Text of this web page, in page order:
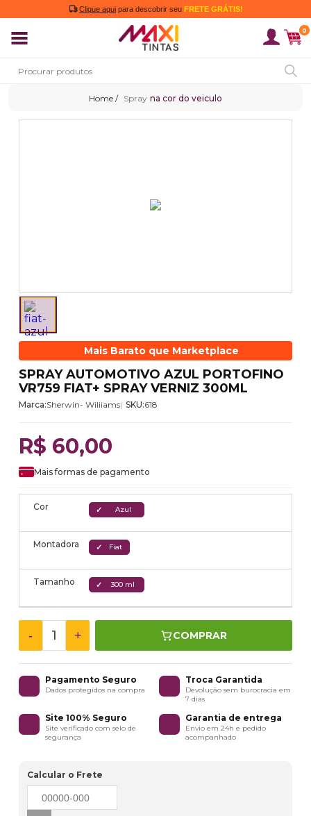
Clique aqui para descobrir seu FRETE GRÁTIS!
0
Spray na cor do veiculo
Mais Barato que Marketplace
SPRAY AUTOMOTIVO AZUL PORTOFINO
VR759 FIAT+ SPRAY VERNIZ 300ML
Marca:Sherwin- Wiliiams SKU:618
R$ 60,00
Mais formas de pagamento
Cor Azul
Montadora Fiat
Tamanho 300 ml
- + COMPRAR
Pagamento Seguro
Dados protegidos na compra
Troca Garantida
Devolução sem burocracia em
7 dias
Site 100% Seguro
Site verificado com selo de
segurança
Garantia de entrega
Envio em 24h e pedido
acompanhado
Calcular o Frete